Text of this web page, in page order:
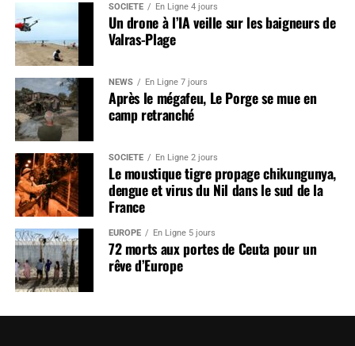
SOCIÉTÉ En Ligne 4 jours
Un drone à l’IA veille sur les baigneurs de
Valras-Plage
NEWS En Ligne 7 jours
Après le mégafeu, Le Porge se mue en
camp retranché
SOCIÉTÉ En Ligne 2 jours
Le moustique tigre propage chikungunya,
dengue et virus du Nil dans le sud de la
France
EUROPE En Ligne 5 jours
72 morts aux portes de Ceuta pour un
rêve d’Europe